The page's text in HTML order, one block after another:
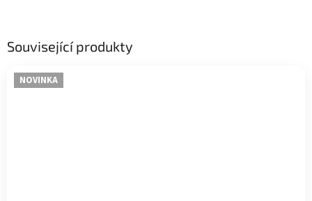
Související produkty
NOVINKA